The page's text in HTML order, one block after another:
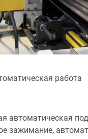
работа
автоматическая
зажимание,